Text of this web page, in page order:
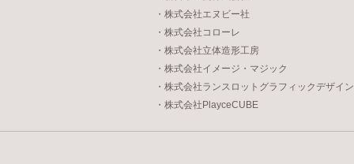
・株式会社エヌビー社
・株式会社コローレ
・株式会社立体造形工房
・株式会社イメージ・マジック
・株式会社ランスロットグラフィックデザイン
・株式会社PlayceCUBE